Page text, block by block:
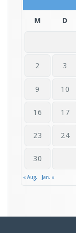
M D
2 3
9 10
16 17
23 24
30
« Aug. Jan. »